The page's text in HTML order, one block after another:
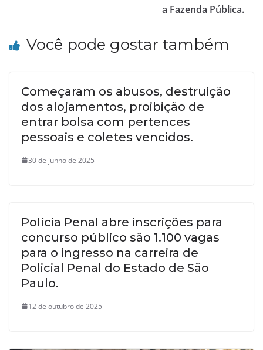
a Fazenda Pública.
Você pode gostar também
Começaram os abusos, destruição
dos alojamentos, proibição de
entrar bolsa com pertences
pessoais e coletes vencidos.
30 de junho de 2025
Polícia Penal abre inscrições para
concurso público são 1.100 vagas
para o ingresso na carreira de
Policial Penal do Estado de São
Paulo.
12 de outubro de 2025